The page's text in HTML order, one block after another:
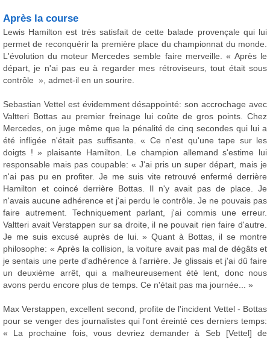
Après la course
Lewis Hamilton est très satisfait de cette balade provençale qui lui
permet de reconquérir la première place du championnat du monde.
L'évolution du moteur Mercedes semble faire merveille. « Après le
départ, je n'ai pas eu à regarder mes rétroviseurs, tout était sous
contrôle », admet-il en un sourire.
Sebastian Vettel est évidemment désappointé: son accrochage avec
Valtteri Bottas au premier freinage lui coûte de gros points. Chez
Mercedes, on juge même que la pénalité de cinq secondes qui lui a
été infligée n'était pas suffisante. « Ce n'est qu'une tape sur les
doigts ! » plaisante Hamilton. Le champion allemand s'estime lui
responsable mais pas coupable: « J'ai pris un super départ, mais je
n'ai pas pu en profiter. Je me suis vite retrouvé enfermé derrière
Hamilton et coincé derrière Bottas. Il n'y avait pas de place. Je
n'avais aucune adhérence et j'ai perdu le contrôle. Je ne pouvais pas
faire autrement. Techniquement parlant, j'ai commis une erreur.
Valtteri avait Verstappen sur sa droite, il ne pouvait rien faire d'autre.
Je me suis excusé auprès de lui. » Quant à Bottas, il se montre
philosophe: « Après la collision, la voiture avait pas mal de dégâts et
je sentais une perte d'adhérence à l'arrière. Je glissais et j'ai dû faire
un deuxième arrêt, qui a malheureusement été lent, donc nous
avons perdu encore plus de temps. Ce n'était pas ma journée... »
Max Verstappen, excellent second, profite de l'incident Vettel - Bottas
pour se venger des journalistes qui l'ont éreinté ces derniers temps:
« La prochaine fois, vous devriez demander à Seb [Vettel] de